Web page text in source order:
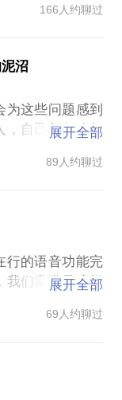
另有他人；这一
的使命，我们
们更不知道自
人格特质，让您
地图，了解你自
分析，探寻你的
的症结点，促
题更具体化。毕
。请把你的问题
，提升见面效
脱生活与职业
166人约聊过
沼
这些问题感到
，自己却怎么都
自己以前很喜欢
是无法避免的
样子，却突然
一直无法摆脱，
相似的梦，很想
机会，做好一些
也廋不下来；
展开全部
89人约聊过
行的语音功能完
我们常常是这样
的行业和职业经
觉得我只能继
项，我们甚少
展开全部
69人约聊过